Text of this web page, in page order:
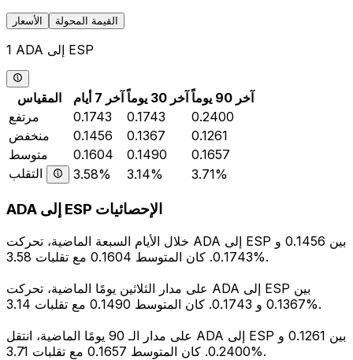
الأسعار القيمة المحولة
1 ADA إلى ESP
المقياس آخر 7 أيام آخر 30 يوماً
آخر 90 يوماً
مرتفع
0.1743 0.1743
0.2400
منخفض
0.1456 0.1367
0.1261
متوسط
0.1604 0.1490
0.1657
التقلب
3.58% 3.14% 3.71%
ADA إلى ESP الإحصائيات
خلال الأيام السبعة الماضية، تحركت ADA إلى ESP بين 0.1456 و
0.1743. كان المتوسط 0.1604 مع تقلبات 3.58%.
على مدار الثلاثين يومًا الماضية، تحركت ADA إلى ESP بين
0.1367 و 0.1743. كان المتوسط 0.1490 مع تقلبات 3.14%.
على مدار الـ 90 يومًا الماضية، انتقل ADA إلى ESP بين 0.1261 و
0.2400. كان المتوسط 0.1657 مع تقلبات 3.71%.